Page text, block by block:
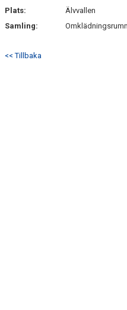
Plats:
Älvvallen
Samling:
<< Tillbaka